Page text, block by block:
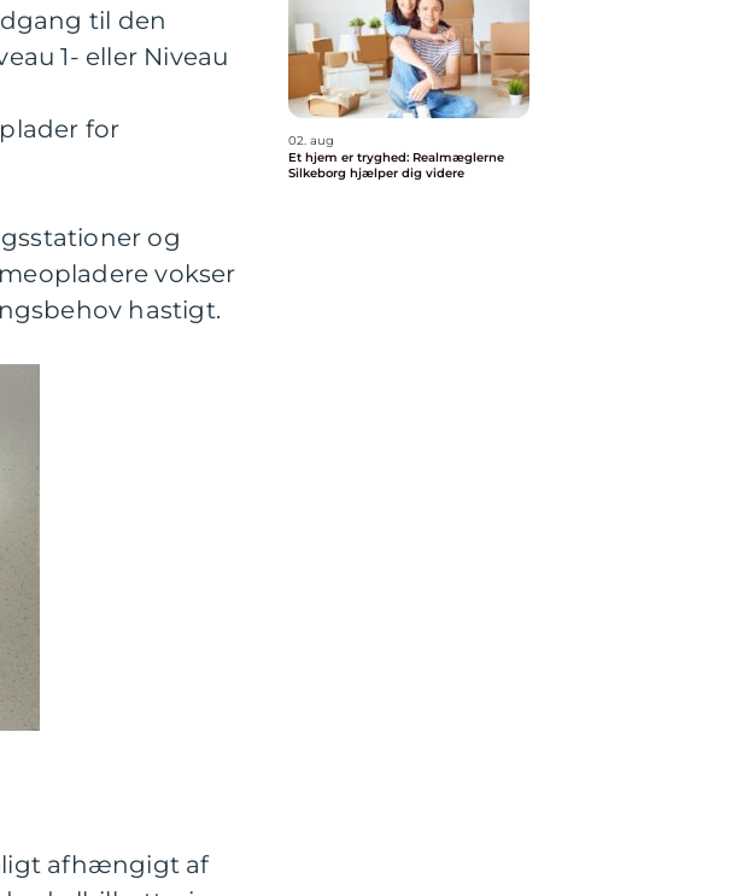
til den
1- eller Niveau
for
og
vokser
hastigt.
afhængigt af
02. aug
Et hjem er tryghed: Realmæglerne
Silkeborg hjælper dig videre